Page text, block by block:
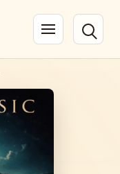
Navigation öffnen